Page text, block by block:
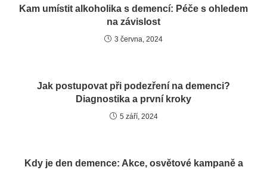
Kam umístit alkoholika s demencí: Péče s ohledem
na závislost
3 června, 2024
Jak postupovat při podezření na demenci?
Diagnostika a první kroky
5 září, 2024
Kdy je den demence: Akce, osvětové kampaně a